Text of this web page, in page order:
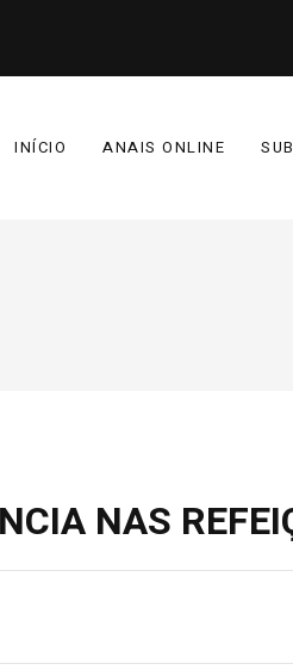
INÍCIO ANAIS ONLINE
NAS